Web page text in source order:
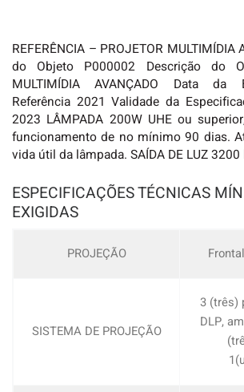
REFERÊNCIA – PROJETOR MULTIMÍDIA
do Objeto P000002 Descrição do
MULTIMÍDIA AVANÇADO Data da
Referência 2021 Validade da
2023 LÂMPADA 200W UHE ou
funcionamento de no mínimo 90 dias.
vida útil da lâmpada. SAÍDA DE LUZ
ESPECIFICAÇÕES TÉCNICAS
EXIGIDAS
PROJEÇÃO
SISTEMA DE PROJEÇÃO
3 (três)
DLP,